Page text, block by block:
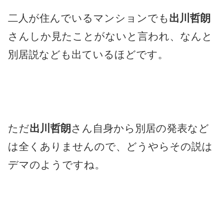
二人が住んでいるマンションでも 出川哲朗
さんしか見たことがないと言われ、なんと
別居説なども出ているほどです。
ただ出川哲朗さん自身から別居の発表など
は全くありませんので、どうやらその説は
デマのようですね。